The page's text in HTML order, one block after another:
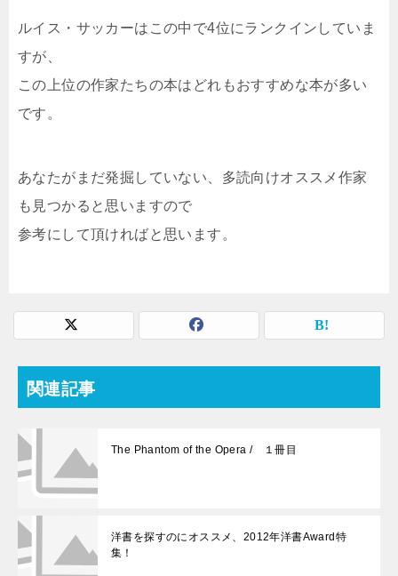
ルイス・サッカーはこの中で4位にランクインしていま
すが、
この上位の作家たちの本はどれもおすすめな本が多い
です。
あなたがまだ発掘していない、多読向けオススメ作家
も見つかると思いますので
参考にして頂ければと思います。
関連記事
The Phantom of the Opera / １冊目
洋書を探すのにオススメ、2012年洋書Award特
集！